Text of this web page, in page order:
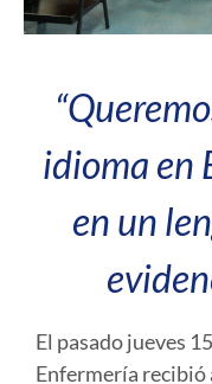
idioma en
en un
El pasado jueves
Enfermería recibió